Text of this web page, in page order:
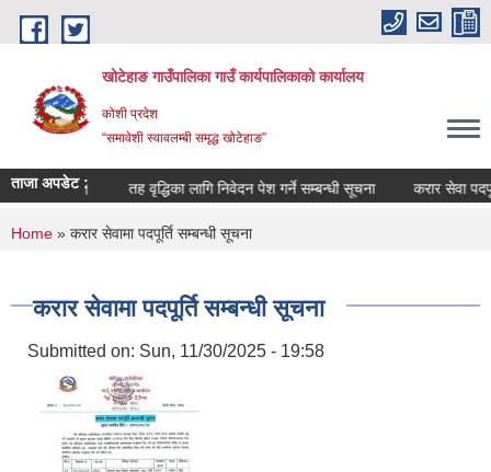
Skip to main content
खोटेहाङ गाउँपालिका गाउँ कार्यपालिकाको कार्यालय
कोशी प्रदेश
“समावेशी स्वावलम्बी समृद्ध खोटेहाङ”
ताजा अपडेट :
सूचना । तह वृद्धिका लागि निवेदन पेश गर्ने सम्बन्धी सूचना करार सेवा पदपूर्ती
You are here
Home » करार सेवामा पदपूर्ति सम्बन्धी सूचना
करार सेवामा पदपूर्ति सम्बन्धी सूचना
Submitted on: Sun, 11/30/2025 - 19:58